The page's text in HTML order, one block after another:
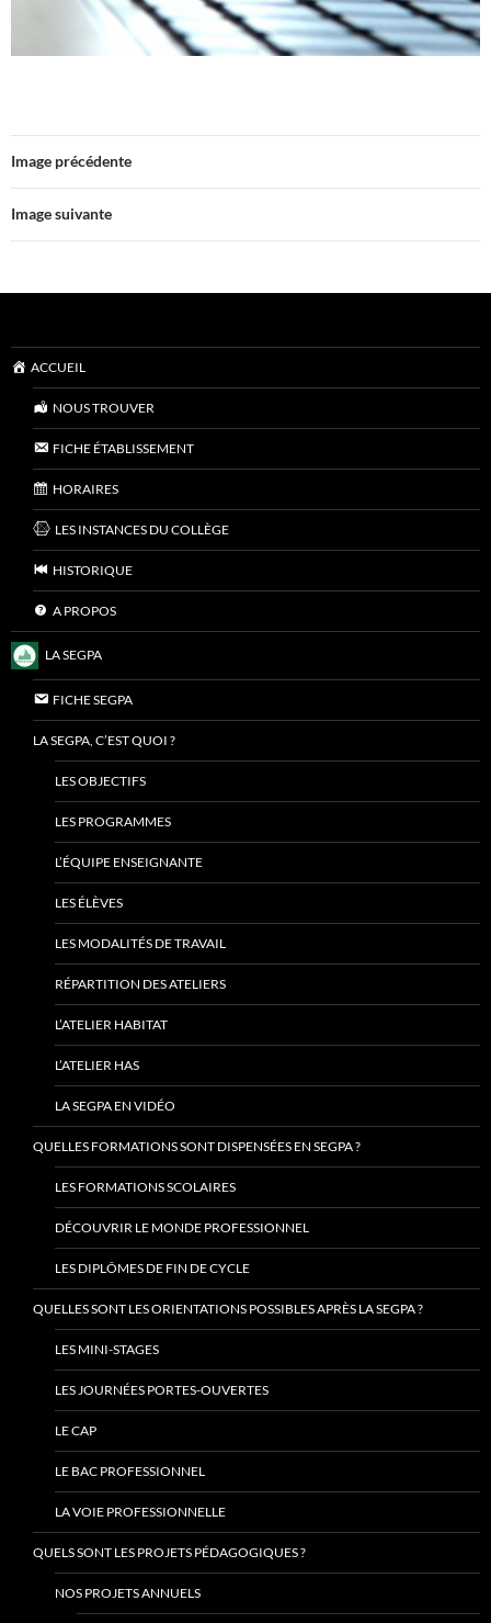
Image précédente
Image suivante
ACCUEIL
NOUS TROUVER
FICHE ÉTABLISSEMENT
HORAIRES
LES INSTANCES DU COLLÈGE
HISTORIQUE
A PROPOS
LA SEGPA
FICHE SEGPA
LA SEGPA, C’EST QUOI ?
LES OBJECTIFS
LES PROGRAMMES
L’ÉQUIPE ENSEIGNANTE
LES ÉLÈVES
LES MODALITÉS DE TRAVAIL
RÉPARTITION DES ATELIERS
L’ATELIER HABITAT
L’ATELIER HAS
LA SEGPA EN VIDÉO
QUELLES FORMATIONS SONT DISPENSÉES EN SEGPA ?
LES FORMATIONS SCOLAIRES
DÉCOUVRIR LE MONDE PROFESSIONNEL
LES DIPLÔMES DE FIN DE CYCLE
QUELLES SONT LES ORIENTATIONS POSSIBLES APRÈS LA SEGPA ?
LES MINI-STAGES
LES JOURNÉES PORTES-OUVERTES
LE CAP
LE BAC PROFESSIONNEL
LA VOIE PROFESSIONNELLE
QUELS SONT LES PROJETS PÉDAGOGIQUES ?
NOS PROJETS ANNUELS